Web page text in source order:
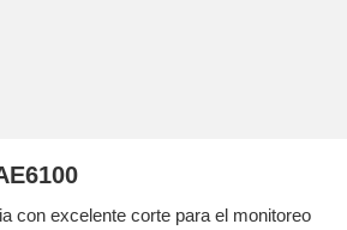
con excelente corte para el monitoreo